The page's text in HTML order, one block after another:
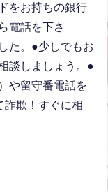
をお持ちの銀行
電話を下さ
た。●少しでもお
談しましょう。●
や留守番電話を
詐欺！すぐに相